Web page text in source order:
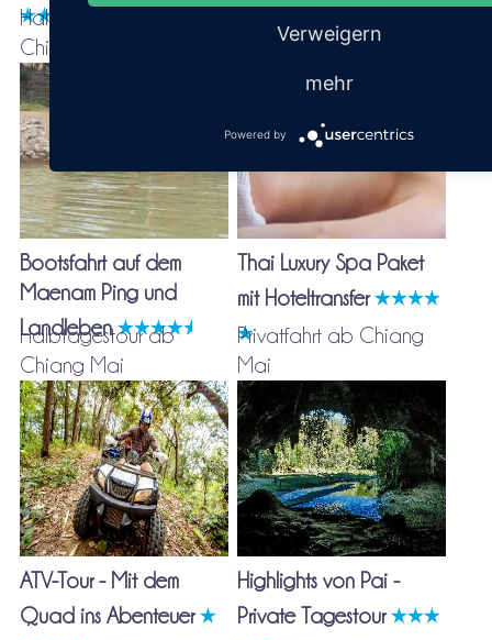
Halbtagestour ab
Chiang Mai
Bootsfahrt auf dem
Maenam Ping und
Landleben
Chiang Mai
Thai Luxury Spa Paket
mit Hoteltransfer
Halbtagestour ab
Chiang Mai
ATV-Tour - Mit dem
Quad ins Abenteuer
Privatfahrt ab Chiang
Mai
Highlights von Pai -
Private Tagestour
Verweigern
mehr
Powered by